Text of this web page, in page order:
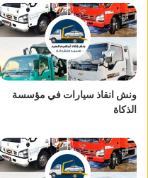
ونش انقاذ سيارات في مؤسسة
الذكاة